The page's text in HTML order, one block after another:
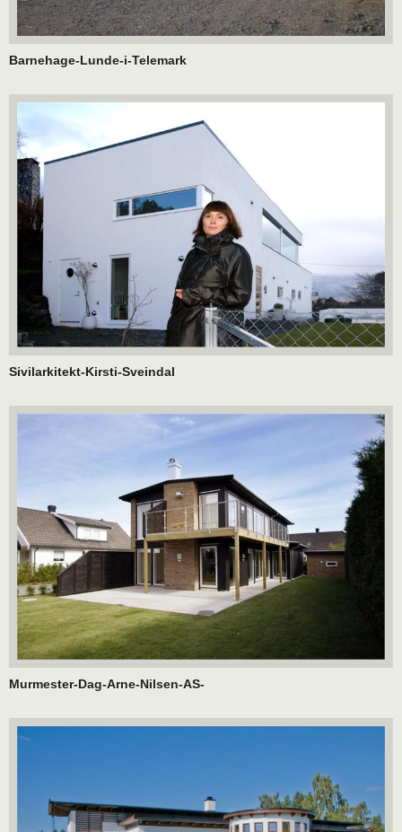
Barnehage-Lunde-i-Telemark
Sivilarkitekt-Kirsti-Sveindal
Murmester-Dag-Arne-Nilsen-AS-